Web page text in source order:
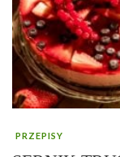
PRZEPISY